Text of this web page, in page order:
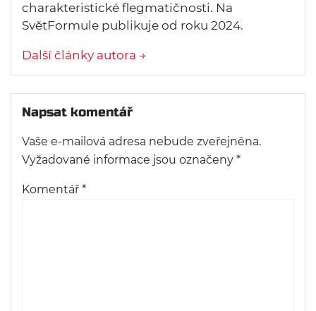
charakteristické flegmatičnosti. Na
SvětFormule publikuje od roku 2024.
Další články autora →
Napsat komentář
Vaše e-mailová adresa nebude zveřejněna.
Vyžadované informace jsou označeny *
Komentář *